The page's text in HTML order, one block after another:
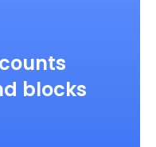
blocks